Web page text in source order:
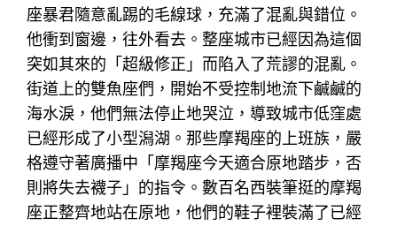
座暴君隨意亂踢的毛線球，充滿了混亂與錯位。
他衝到窗邊，往外看去。整座城市已經因為這個
突如其來的「超級修正」而陷入了荒謬的混亂。
街道上的雙魚座們，開始不受控制地流下鹹鹹的
海水淚，他們無法停止地哭泣，導致城市低窪處
已經形成了小型潟湖。那些摩羯座的上班族，嚴
格遵守著廣播中「摩羯座今天適合原地踏步，否
則將失去襪子」的指令。數百名西裝筆挺的摩羯
座正整齊地站在原地，他們的鞋子裡裝滿了已經